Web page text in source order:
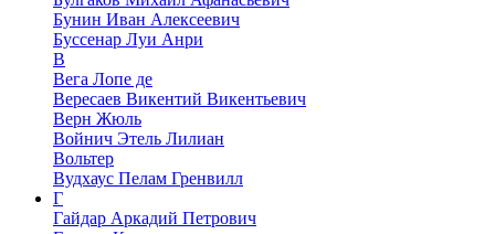
Бунин Иван Алексеевич
Буссенар Луи Анри
В
Вега Лопе де
Вересаев Викентий Викентьевич
Верн Жюль
Войнич Этель Лилиан
Вольтер
Вудхаус Пелам Гренвилл
Г
Гайдар Аркадий Петрович